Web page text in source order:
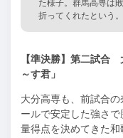
た様子。群馬高専は
折ってくれたという。
【準決勝】第二試合
～す君」
大分高専も、前試合
ールで安定した強さ
量得点を決めてきた